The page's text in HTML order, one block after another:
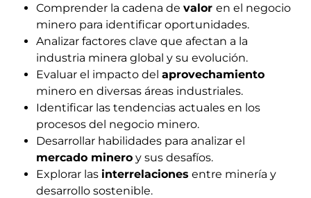
Comprender la cadena de valor en el negocio
minero para identificar oportunidades.
Analizar factores clave que afectan a la
industria minera global y su evolución.
Evaluar el impacto del aprovechamiento
minero en diversas áreas industriales.
Identificar las tendencias actuales en los
procesos del negocio minero.
Desarrollar habilidades para analizar el
mercado minero y sus desafíos.
Explorar las interrelaciones entre minería y
desarrollo sostenible.